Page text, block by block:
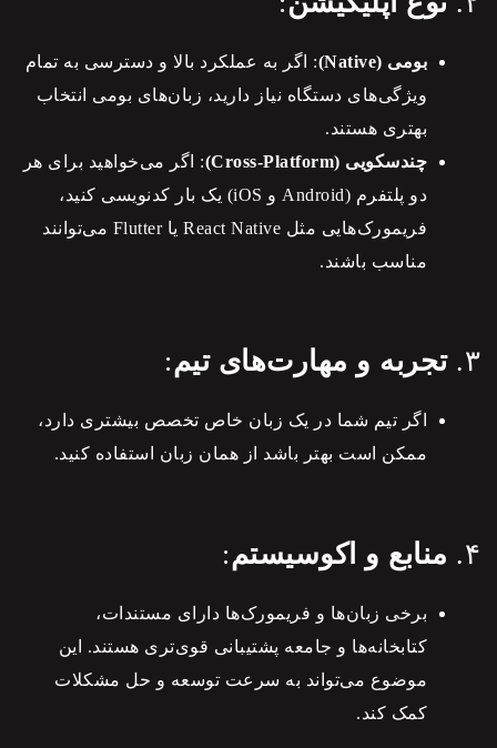
بومی (Native)
: اگر به عملکرد بالا و دسترسی به تمام
ویژگی‌های دستگاه نیاز دارید، زبان‌های بومی انتخاب
بهتری هستند.
چندسکویی (Cross-Platform)
: اگر می‌خواهید برای هر
دو پلتفرم (Android و iOS) یک بار کدنویسی کنید،
فریمورک‌هایی مثل React Native یا Flutter می‌توانند
مناسب باشند.
۳. تجربه و مهارت‌های تیم:
اگر تیم شما در یک زبان خاص تخصص بیشتری دارد،
ممکن است بهتر باشد از همان زبان استفاده کنید.
۴. منابع و اکوسیستم:
برخی زبان‌ها و فریمورک‌ها دارای مستندات،
کتابخانه‌ها و جامعه پشتیبانی قوی‌تری هستند. این
موضوع می‌تواند به سرعت توسعه و حل مشکلات
کمک کند.